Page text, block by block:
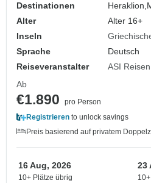
Destinationen
Heraklion,
Alter
Alter 16+
Inseln
Sprache
Deutsch
Reiseveranstalter
ASI Reisen
Ab
€1.890
pro Person
Registrieren to unlock savings
Preis basierend auf privatem
16 Aug, 2026
10+ Plätze übrig
23